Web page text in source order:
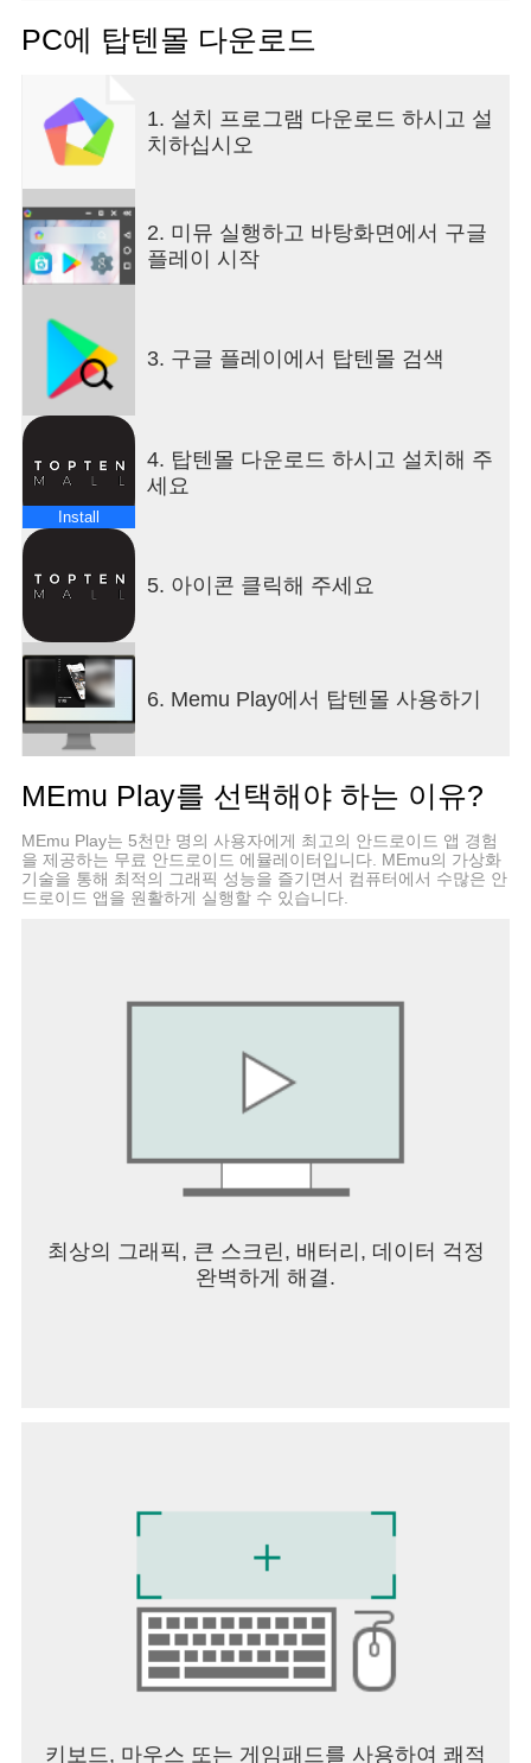
캐주얼부터 정장, 키즈 의류까지 모든 복종을 합리
적인 가격으로 제공합니다.
▶ 신규 가입 & 재구매 할인 쿠폰!
- 가입 즉시 10% 중복 할인 쿠폰 발급!
- 또 만나서 반가워! 재구매 3,000원 쿠폰 지급!
▶ 회원 등급별 쿠폰 혜택 제공
- 최대 1만2천원 중복 할인 쿠폰, 매월 1일 등급별 자
동 지급!
▶ 상품 구매 포인트 최대 3% 적립!
활용)
▶고퀄리티 상품 리뷰
- 리뷰 작성만 해도 포인트 지급, 베스트 포토 리뷰
선정, 매월 최대 3만 포인트 혜택까지!
- 고객들의 실제 구매 후기를 통한 상세 제품 정보
▶생일 1만 포인트 혜택
- 생일 해당월, 1만 포인트 자동 지급! 잊지 않고 챙
겨드려요!
▶ 특가 상품 혜택 상시 제공!
- 원데이특가, 아울렛, 시즌오프 특가에 브랜드별 상
▶ 앱 푸시로 혜택 알림까지!
- 탑텐몰 푸시 메시지로 맞춤 알림 받고 혜택 UP
PC에 탑텐몰 다운로드
1. 설치 프로그램 다운로드 하시고 설
치하십시오
2. 미뮤 실행하고 바탕화면에서 구글
플레이 시작
3. 구글 플레이에서 탑텐몰 검색
Install
4. 탑텐몰 다운로드 하시고 설치해 주
세요
5. 아이콘 클릭해 주세요
6. Memu Play에서 탑텐몰 사용하기
MEmu Play를 선택해야 하는 이유?
MEmu Play는 5천만 명의 사용자에게 최고의 안드로이드 앱 경험
을 제공하는 무료 안드로이드 에뮬레이터입니다. MEmu의 가상화
기술을 통해 최적의 그래픽 성능을 즐기면서 컴퓨터에서 수많은 안
드로이드 앱을 원활하게 실행할 수 있습니다.
최상의 그래픽, 큰 스크린, 배터리, 데이터 걱정
완벽하게 해결.
키보드, 마우스 또는 게임패드를 사용하여 쾌적